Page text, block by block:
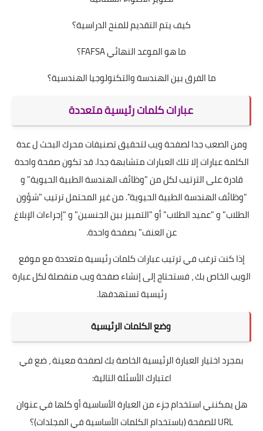
كيف يتم التقديم للمنح الدراسية؟
ما هو الموعد النهائي FAFSA؟
ما الفرق بين الهندسة والتكنولوجيا الهندسية؟
عبارات كلمات رئيسية متعددة
ومن الصعب جدا لصفحة ويب لتحقيق تصنيفات محرك البحث ل عدة
الكلمة عبارات إلا تلك العبارات متشابهة جدا. قد تكون صفحة واحدة
قادرة على الترتيب لكل من "وظائف الهندسة الطبية الحيوية" و
"وظائف الهندسة الطبية الحيوية". من غير المحتمل ترتيب "شؤون
الطلاب" و "عميد الطلاب" أو "التمييز بين الجنسين" و "إجراءات الإبلاغ
عن العنف" بصفحة واحدة.
إذا كنت ترغب في ترتيب عبارات كلمات رئيسية متعددة مع موقع
الويب الخاص بك ، فستحتاج إلى إنشاء صفحة ويب منفصلة لكل عبارة
رئيسية تستهدفها.
وضع الكلمات الرئيسية
بمجرد اختيار العبارة الرئيسية الخاصة بك لصفحة معينة ، ضع في
اعتبارك الأسئلة التالية:
هل يمكنني استخدام جزء من العبارة الأساسية أو كلها في عنوان
URL للصفحة (باستخدام الكلمات الأساسية في المجلدات)؟